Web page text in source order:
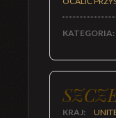
KATEGORIA:
KRAJ: